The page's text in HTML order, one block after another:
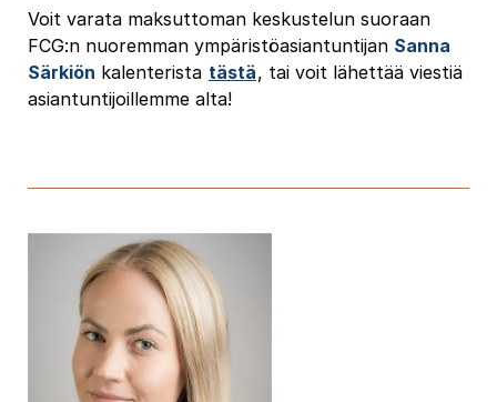
Voit varata maksuttoman keskustelun suoraan
FCG:n nuoremman ympäristöasiantuntijan Sanna
Särkiön kalenterista tästä, tai voit lähettää viestiä
asiantuntijoillemme alta!